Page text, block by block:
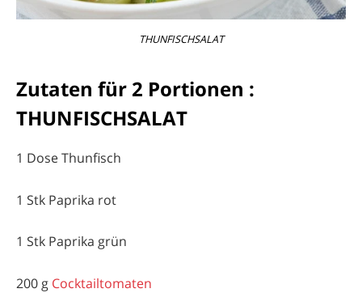
THUNFISCHSALAT
Zutaten für 2 Portionen :
THUNFISCHSALAT
1 Dose Thunfisch
1 Stk Paprika rot
1 Stk Paprika grün
200 g Cocktailtomaten